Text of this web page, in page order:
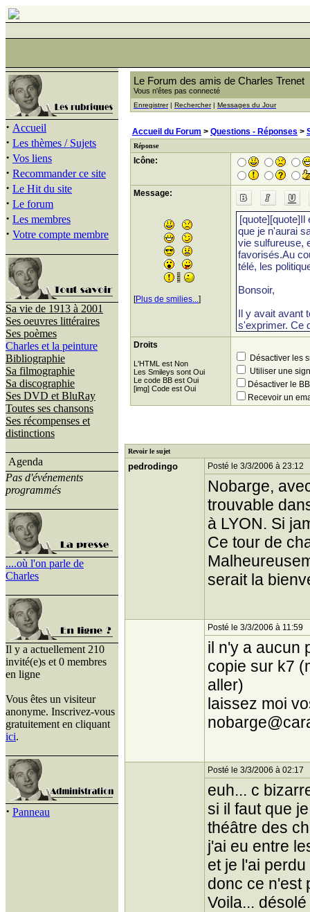
· Accueil
· Les thèmes / Sujets
· Vos liens
· Recommander ce site
· Le Hit du site
· Le forum
· Les membres
· Votre compte membre
Sa vie de 1913 à 2001
Ses oeuvres littéraires
Ses poèmes
Charles et la peinture
Bibliographie
Sa filmographie
Sa discographie
Ses DVD et BluRay
Toutes ses chansons
Ses récompenses et
distinctions
Agenda
Pas d'événements
programmés
....où l'on parle de
Charles
Il y a actuellement 210
invité(e)s et 0 membres
en ligne
Vous êtes un visiteur
anonyme. Inscrivez-vous
gratuitement en cliquant
ici.
· Panneau
Le Forum des amis de Charles Trenet
Vous n'êtes pas connecté
Enregistrer| Rechercher| Messages du Jour
Accueil du Forum > Questions - Réponses >
Réponse
Icône:
Message:
[Plus de smilies...]
Droits
L'HTML est Non
Les Smileys sont Oui
Le code BB est Oui
[img] Code est Oui
Désactiver les
Utiliser une
Désactiver le
Recevoir un
Revoir le sujet
pedrodingo Posté le 3/3/2006 à 23:12
Nobarge,
trouvable
à LYON. Si
Ce tour de
serait la
Posté le 3/3/2006 à 11:59
il n'y a aucun
copie sur k7
aller)
laissez moi
Posté le 3/3/2006 à 02:17
euh... c
si il faut que
théâtre des
j'ai eu entre
et je l'ai
donc ce n'est
Voila...